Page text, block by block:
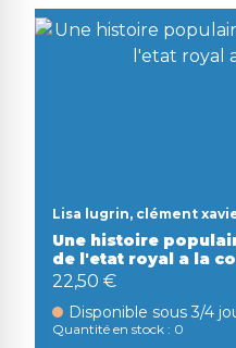
Lisa lugrin, clément
Une histoire
de l'etat royal a la
22,50 €
Disponible sous 3/4
Quantité en stock : 0